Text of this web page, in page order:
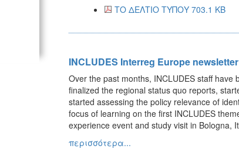
ΤΟ ΔΕΛΤΙΟ ΤΥΠΟΥ 703.1 KB
INCLUDES Interreg Europe newsletter
Over the past months, INCLUDES staff
finalized the regional status quo reports,
started assessing the policy relevance of
focus of learning on the first INCLUDES
experience event and study visit in Bologna,
περισσότερα...